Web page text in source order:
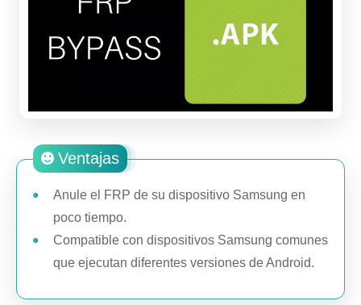
Ventajas
Anule el FRP de su dispositivo Samsung en
poco tiempo.
Compatible con dispositivos Samsung comunes
que ejecutan diferentes versiones de Android.